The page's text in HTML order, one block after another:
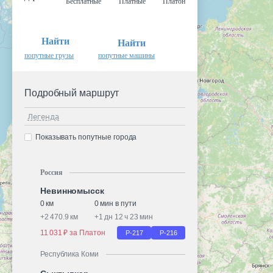
Найти
попутные грузы
Найти
попутные машины
Подробный маршрут
Легенда
Показывать попутные города
Россия
Невинномысск
0 км
0 мин в пути
+2 470.9 км +1 дн 12 ч 23 мин
11 031 ₽ за Платон
Р-217 Р-216
Республика Коми